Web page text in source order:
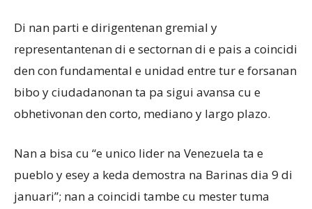
Di nan parti e dirigentenan gremial y
representantenan di e sectornan di e pais a coincidi
den con fundamental e unidad entre tur e forsanan
bibo y ciudadanonan ta pa sigui avansa cu e
obhetivonan den corto, mediano y largo plazo.
Nan a bisa cu “e unico lider na Venezuela ta e
pueblo y esey a keda demostra na Barinas dia 9 di
januari”; nan a coincidi tambe cu mester tuma